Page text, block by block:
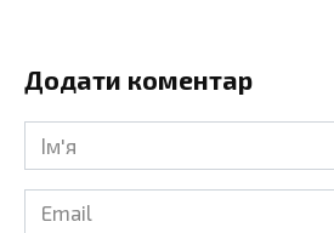
Додати коментар
Ім'я
Email